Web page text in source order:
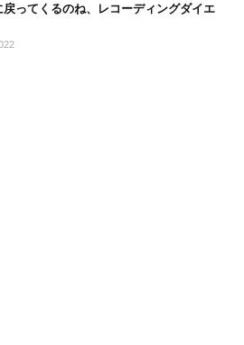
戻ってくるのね、レコーディングダイエ